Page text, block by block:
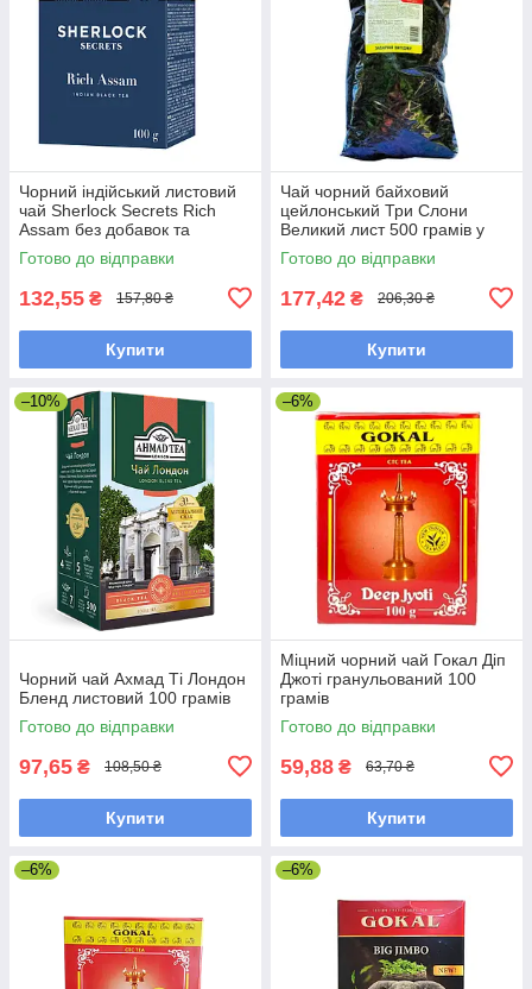
Чорний індійський листовий
чай Sherlock Secrets Rich
Assam без добавок та
ароматизаторів 100 грамів
Готово до відправки
132,55 ₴ 157,80 ₴
Купити
Чай чорний байховий
цейлонський Три Слони
Великий лист 500 грамів у
м'якому пакованні
Готово до відправки
177,42 ₴ 206,30 ₴
Купити
–10%
Чорний чай Ахмад Ті Лондон
Бленд листовий 100 грамів
Готово до відправки
97,65 ₴ 108,50 ₴
Купити
–6%
Міцний чорний чай Гокал Діп
Джоті гранульований 100
грамів
Готово до відправки
59,88 ₴ 63,70 ₴
Купити
–6% –6%